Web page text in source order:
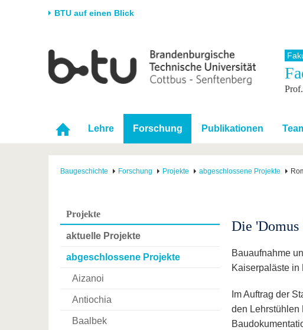
BTU auf einen Blick
Universität
Karriere & Engagement
Partnerschaften &
Strukturwandel
Forschung
Förderung
Wissenschaftlicher
Nachwuchs
Studium
Studienangebot
Im Studium
Nach dem
Lehre Forschung Publikationen
Baugeschichte Forschung Projekte abgeschlossene Projekte
Projekte
aktuelle Projekte
abgeschlossene Projekte
Aizanoi
Antiochia
Baalbek
Die 'Domus
Bauaufnahme
Kaiserpaläste in
Im Auftrag der
den Lehrstühlen